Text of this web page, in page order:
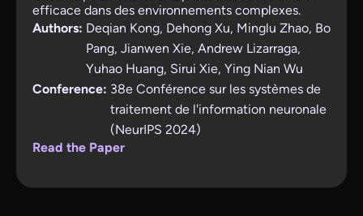
efficace dans des environnements complexes.
Authors: Deqian Kong, Dehong Xu, Minglu Zhao, Bo
Pang, Jianwen Xie, Andrew Lizarraga,
Yuhao Huang, Sirui Xie, Ying Nian Wu
Conference: 38e Conférence sur les systèmes de
traitement de l'information neuronale
(NeurIPS 2024)
Read the Paper